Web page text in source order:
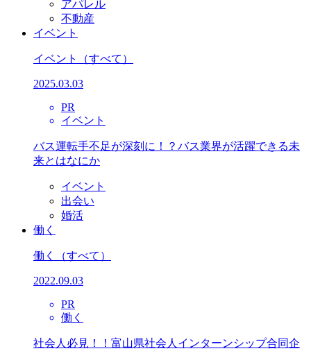
アパレル
不動産
イベント
イベント （すべて）
2025.03.03
PR
イベント
バス運転手不足が深刻に！？バス業界が活躍できる未
来とはなにか
イベント
出会い
婚活
働く
働く （すべて）
2022.09.03
PR
働く
社会人必見！！富山県社会人インターンシップ合同企